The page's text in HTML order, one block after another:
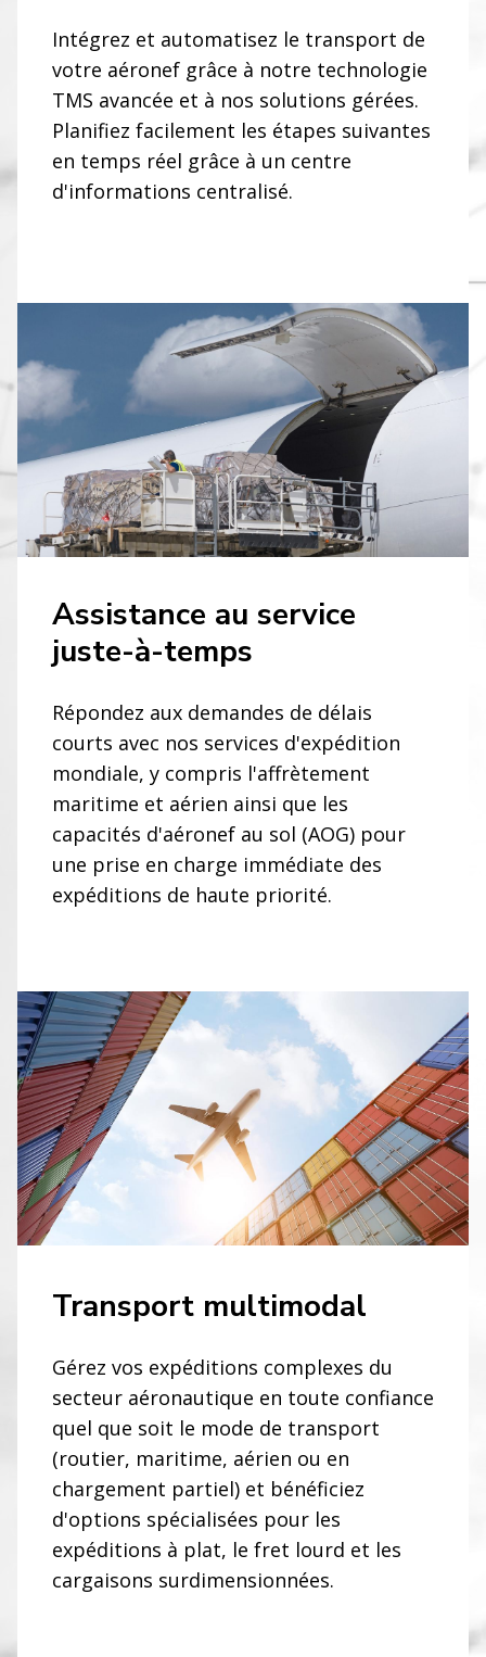
Intégrez et automatisez le transport de
votre aéronef grâce à notre technologie
TMS avancée et à nos solutions gérées.
Planifiez facilement les étapes suivantes
en temps réel grâce à un centre
d'informations centralisé.
Assistance au service
juste-à-temps
Répondez aux demandes de délais
courts avec nos services d'expédition
mondiale, y compris l'affrètement
maritime et aérien ainsi que les
capacités d'aéronef au sol (AOG) pour
une prise en charge immédiate des
expéditions de haute priorité.
Transport multimodal
Gérez vos expéditions complexes du
secteur aéronautique en toute confiance
quel que soit le mode de transport
(routier, maritime, aérien ou en
chargement partiel) et bénéficiez
d'options spécialisées pour les
expéditions à plat, le fret lourd et les
cargaisons surdimensionnées.